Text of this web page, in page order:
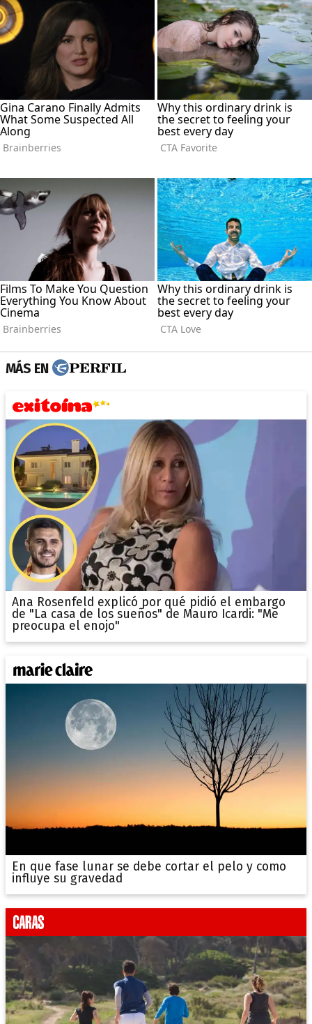
MÁS EN
Ana Rosenfeld explicó por qué pidió el embargo
de "La casa de los sueños" de Mauro Icardi: "Me
preocupa el enojo"
En que fase lunar se debe cortar el pelo y como
influye su gravedad